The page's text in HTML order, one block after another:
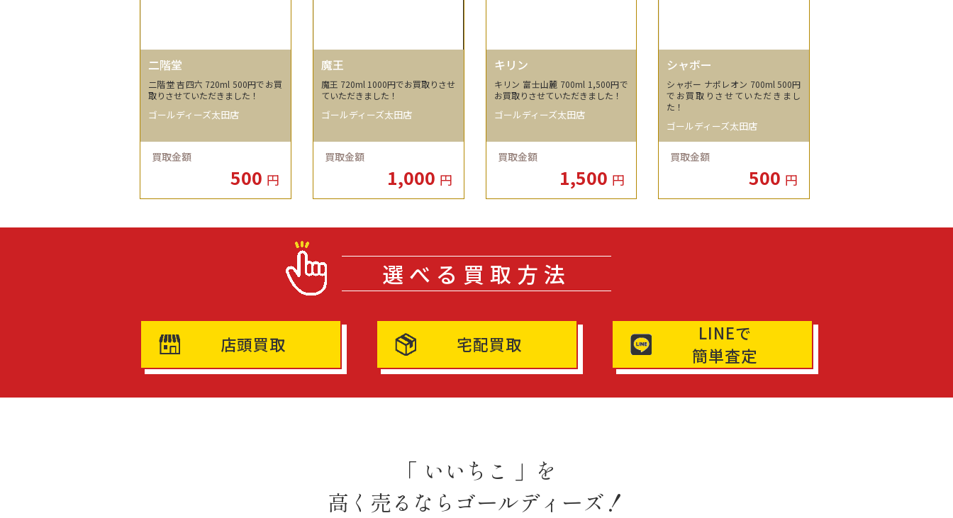
二階堂
二階堂 吉四六 720ml 500円でお買
取りさせていただきました！
ゴールディーズ太田店
買取金額
500 円
魔王
魔王 720ml 1000円でお買取りさせ
ていただきました！
ゴールディーズ太田店
買取金額
1,000 円
キリン
キリン 富士山麓 700ml 1,500円で
お買取りさせていただきました！
ゴールディーズ太田店
買取金額
1,500 円
シャボー
シャボー ナポレオン 700ml 500円
でお買取りさせていただきまし
た！
ゴールディーズ太田店
買取金額
500 円
選べる買取方法
店頭買取 宅配買取
LINEで
簡単査定
「 いいちこ 」を
高く売るならゴールディーズ！